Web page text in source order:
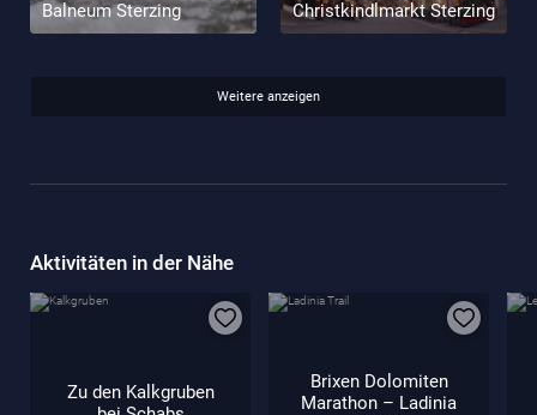
Balneum Sterzing Christkindlmarkt Sterzing
Weitere anzeigen
Aktivitäten in der Nähe
Zu den Kalkgruben
Brixen Dolomiten
Marathon – Ladinia